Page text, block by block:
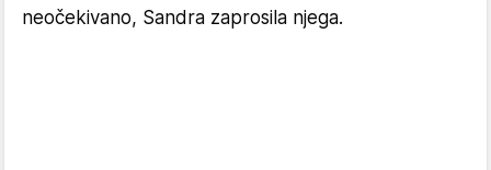
neočekivano, Sandra zaprosila njega.